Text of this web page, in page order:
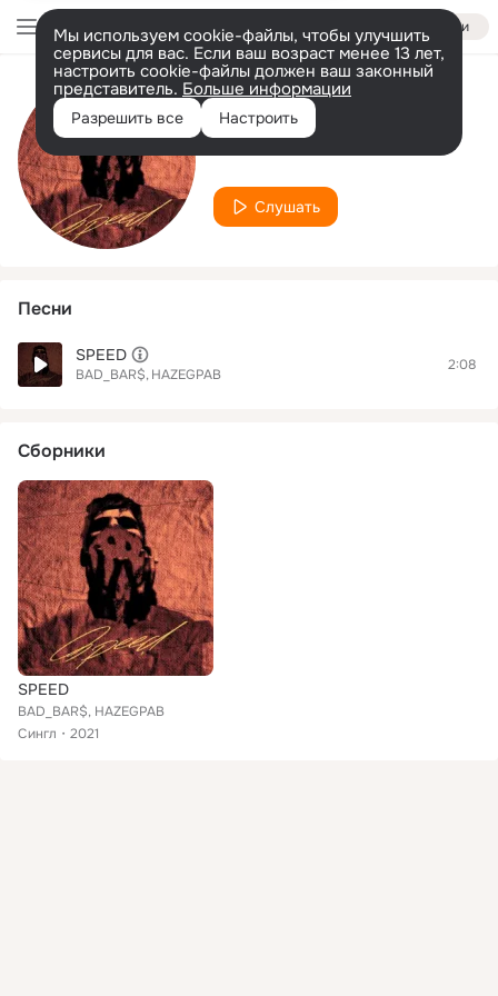
Войти
Мы используем cookie-файлы, чтобы улучшить
сервисы для вас. Если ваш возраст менее 13 лет,
настроить cookie-файлы должен ваш законный
представитель. Больше информации
Разрешить все Настроить
Исполнитель
HAZEGPAB
Слушать
Песни
SPEED
BAD_BAR$ HAZEGPAB
2:08
Сборники
SPEED
BAD_BAR$, HAZEGPAB
Сингл
2021